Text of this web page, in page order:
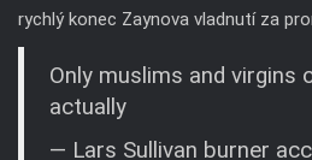
rychlý konec Zaynova vladnutí za
Only muslims and virgins
actually
— Lars Sullivan burner